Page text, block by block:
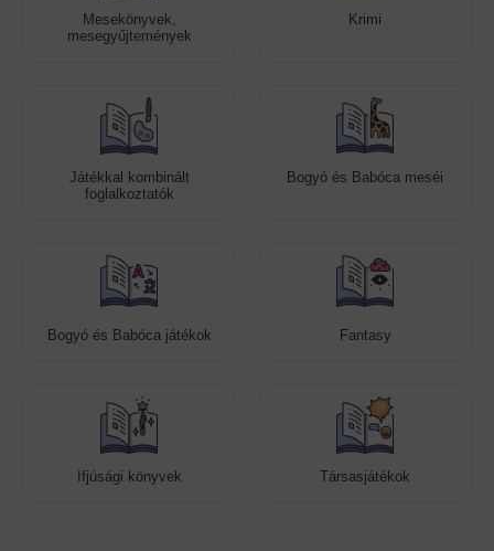
Mesekönyvek,
mesegyűjtemények
Krimi
Játékkal kombinált
foglalkoztatók
Bogyó és Babóca meséi
Bogyó és Babóca játékok Fantasy
Ifjúsági könyvek Társasjátékok